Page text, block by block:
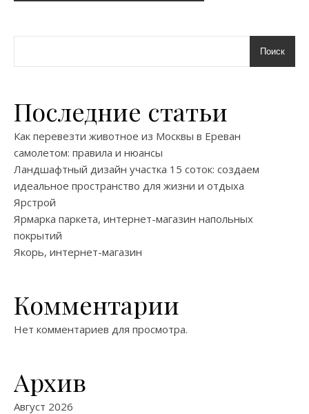
Поиск
Последние статьи
Как перевезти животное из Москвы в Ереван
самолетом: правила и нюансы
Ландшафтный дизайн участка 15 соток: создаем
идеальное пространство для жизни и отдыха
Ярстрой
Ярмарка паркета, интернет-магазин напольных
покрытий
Якорь, интернет-магазин
Комментарии
Нет комментариев для просмотра.
Архив
Август 2026